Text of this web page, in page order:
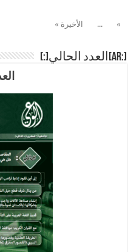
»
... الأخيرة »
[:ar]العدد الحالي[:]